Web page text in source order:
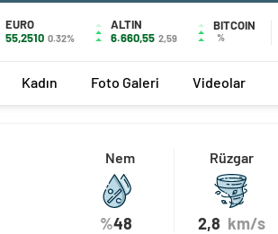
EURO
55,2510 0.32%
ALTIN
6.660,55 2,59
BITCOIN
%
Kadın Foto Galeri Videolar
Nem
%48
Rüzgar
2,8 km/s